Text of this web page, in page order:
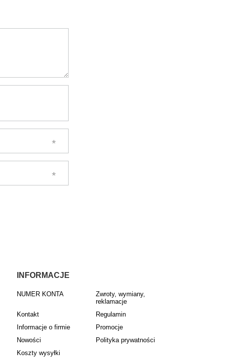
INFORMACJE
NUMER KONTA
Zwroty, wymiany,
reklamacje
Kontakt
Regulamin
Informacje o firmie
Promocje
Nowości
Polityka prywatności
Koszty wysyłki